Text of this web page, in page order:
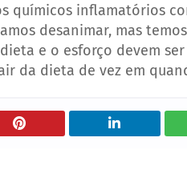
químicos inflamatórios
desanimar, mas
e o esforço devem
da dieta de vez em